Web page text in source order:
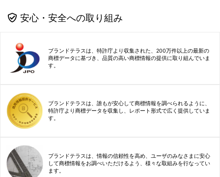
安心・安全への取り組み
ブランドテラスは、特許庁より収集された、200万件以上の最新の
商標データに基づき、品質の高い商標情報の提供に取り組んでいま
す。
ブランドテラスは、誰もが安心して商標情報を調べられるように、
特許庁より商標データを収集し、レポート形式で広く提供していま
す。
ブランドテラスは、情報の信頼性を高め、ユーザのみなさまに安心
して商標情報をお調べいただけるよう、様々な取組みを行なってい
ます。